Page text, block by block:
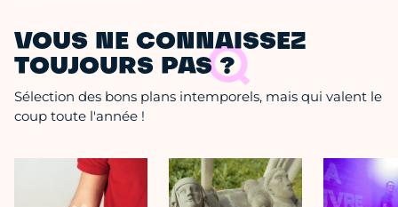
VOUS NE CONNAISSEZ
TOUJOURS PAS ?
Sélection des bons plans intemporels, mais qui valent le
coup toute l'année !